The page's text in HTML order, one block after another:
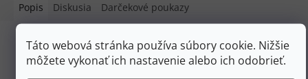
Táto webová stránka používa súbory cookie. Nižšie
môžete vykonať ich nastavenie alebo ich odobrieť.
Popis Diskusia Darčekové poukazy
Podrobný popis